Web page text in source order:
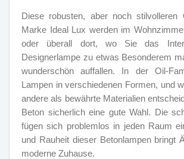
Diese robusten, aber noch stilvolleren
Marke Ideal Lux werden im
oder überall dort, wo Sie das
Designerlampe zu etwas Besonderem
wunderschön auffallen. In der Oil-
Lampen in verschiedenen Formen, und
andere als bewährte Materialien
Beton sicherlich eine gute Wahl. Die
fügen sich problemlos in jeden Raum
und Rauheit dieser Betonlampen bringt
moderne Zuhause.